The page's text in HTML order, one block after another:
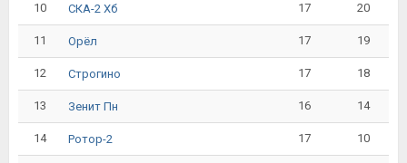
10 СКА-2 Хб 17 20
11 Орёл 17 19
12 Строгино 17 18
13 Зенит Пн 16 14
14 Ротор-2 17 10